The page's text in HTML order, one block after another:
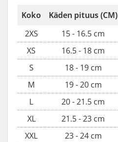
Koko Käden pituus (CM)
2XS
15 - 16.5 cm
XS
16.5 - 18 cm
S
18 - 19 cm
M
19 - 20 cm
L
20 - 21.5 cm
XL
21.5 - 23 cm
XXL
23 - 24 cm